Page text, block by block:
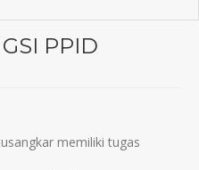
PPID
memiliki tugas